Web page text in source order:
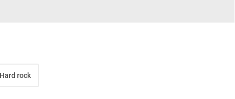
Hard rock